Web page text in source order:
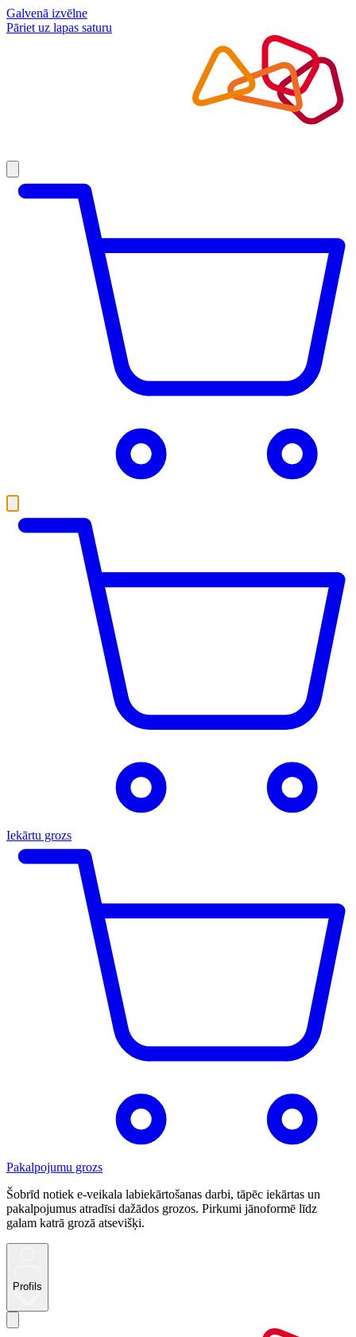
Galvenā izvēlne
Pāriet uz lapas saturu
Iekārtu grozs
Pakalpojumu grozs
Šobrīd notiek e-veikala labiekārtošanas darbi, tāpēc iekārtas un
pakalpojumus atradīsi dažādos grozos. Pirkumi jānoformē līdz
galam katrā grozā atsevišķi.
Profils